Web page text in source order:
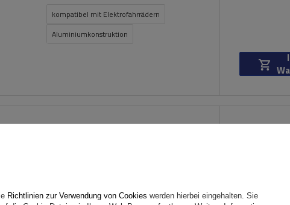
kompatibel mit Elektrofahrrädern
Aluminiumkonstruktion
Niedrigster
Große
Wir
Richtlinien zur Verwendung von Cookies werden hierbei eingehalten. Sie